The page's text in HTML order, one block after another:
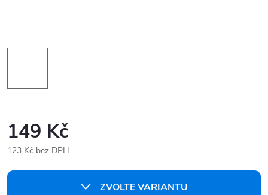
149 Kč
123 Kč bez DPH
cena:
ZVOLTE VARIANTU